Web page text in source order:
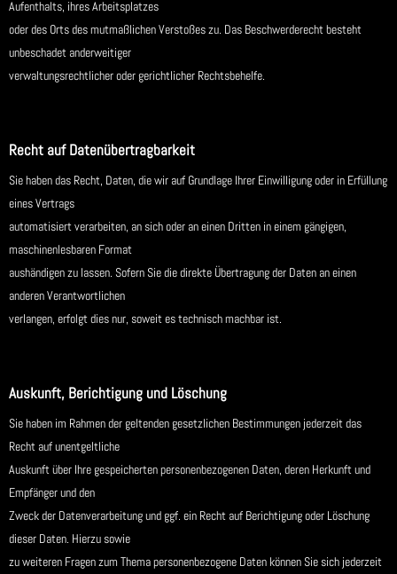
Aufenthalts, ihres Arbeitsplatzes
oder des Orts des mutmaßlichen Verstoßes zu. Das Beschwerderecht besteht
unbeschadet anderweitiger
verwaltungsrechtlicher oder gerichtlicher Rechtsbehelfe.
Recht auf Datenübertragbarkeit
Sie haben das Recht, Daten, die wir auf Grundlage Ihrer Einwilligung oder in Erfüllung
eines Vertrags
automatisiert verarbeiten, an sich oder an einen Dritten in einem gängigen,
maschinenlesbaren Format
aushändigen zu lassen. Sofern Sie die direkte Übertragung der Daten an einen
anderen Verantwortlichen
verlangen, erfolgt dies nur, soweit es technisch machbar ist.
Auskunft, Berichtigung und Löschung
Sie haben im Rahmen der geltenden gesetzlichen Bestimmungen jederzeit das
Recht auf unentgeltliche
Auskunft über Ihre gespeicherten personenbezogenen Daten, deren Herkunft und
Empfänger und den
Zweck der Datenverarbeitung und ggf. ein Recht auf Berichtigung oder Löschung
dieser Daten. Hierzu sowie
zu weiteren Fragen zum Thema personenbezogene Daten können Sie sich jederzeit